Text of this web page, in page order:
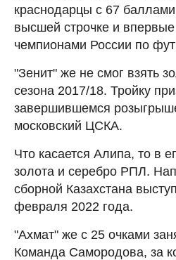
краснодарцы с 67
высшей строчке и
чемпионами России по
"Зенит" же не смог взять
сезона 2017/18. Тройку
завершившемся
московский ЦСКА.
Что касается Алипа, то в
золота и серебро РПЛ.
сборной Казахстана
февраля 2022 года.
"Ахмат" же с 25 очками
Команда Самородова, за